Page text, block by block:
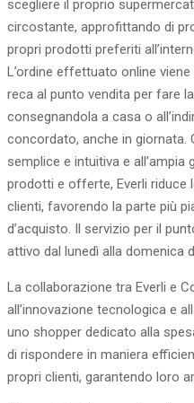
scegliere il proprio
circostante, approfittando di
propri prodotti preferiti
L’ordine effettuato online
reca al punto vendita per fare
consegnandola a casa o
concordato, anche in giornata.
semplice e intuitiva e all’ampia
prodotti e offerte, Everli riduce
clienti, favorendo la parte più
d’acquisto. Il servizio per il
attivo dal lunedì alla domenica
La collaborazione tra Everli e
all’innovazione tecnologica e
uno shopper dedicato alla
di rispondere in maniera
propri clienti, garantendo loro